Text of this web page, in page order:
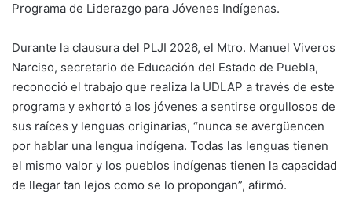
Programa de Liderazgo para Jóvenes Indígenas.
Durante la clausura del PLJI 2026, el Mtro. Manuel Viveros
Narciso, secretario de Educación del Estado de Puebla,
reconoció el trabajo que realiza la UDLAP a través de este
programa y exhortó a los jóvenes a sentirse orgullosos de
sus raíces y lenguas originarias, “nunca se avergüencen
por hablar una lengua indígena. Todas las lenguas tienen
el mismo valor y los pueblos indígenas tienen la capacidad
de llegar tan lejos como se lo propongan”, afirmó.